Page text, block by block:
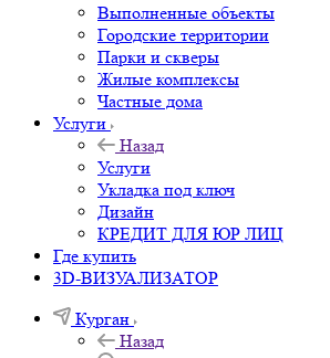
Выполненные объекты
Городские территории
Парки и скверы
Жилые комплексы
Частные дома
Услуги
Назад
Услуги
Укладка под ключ
Дизайн
КРЕДИТ ДЛЯ ЮР ЛИЦ
Где купить
3D-ВИЗУАЛИЗАТОР
Курган
Назад